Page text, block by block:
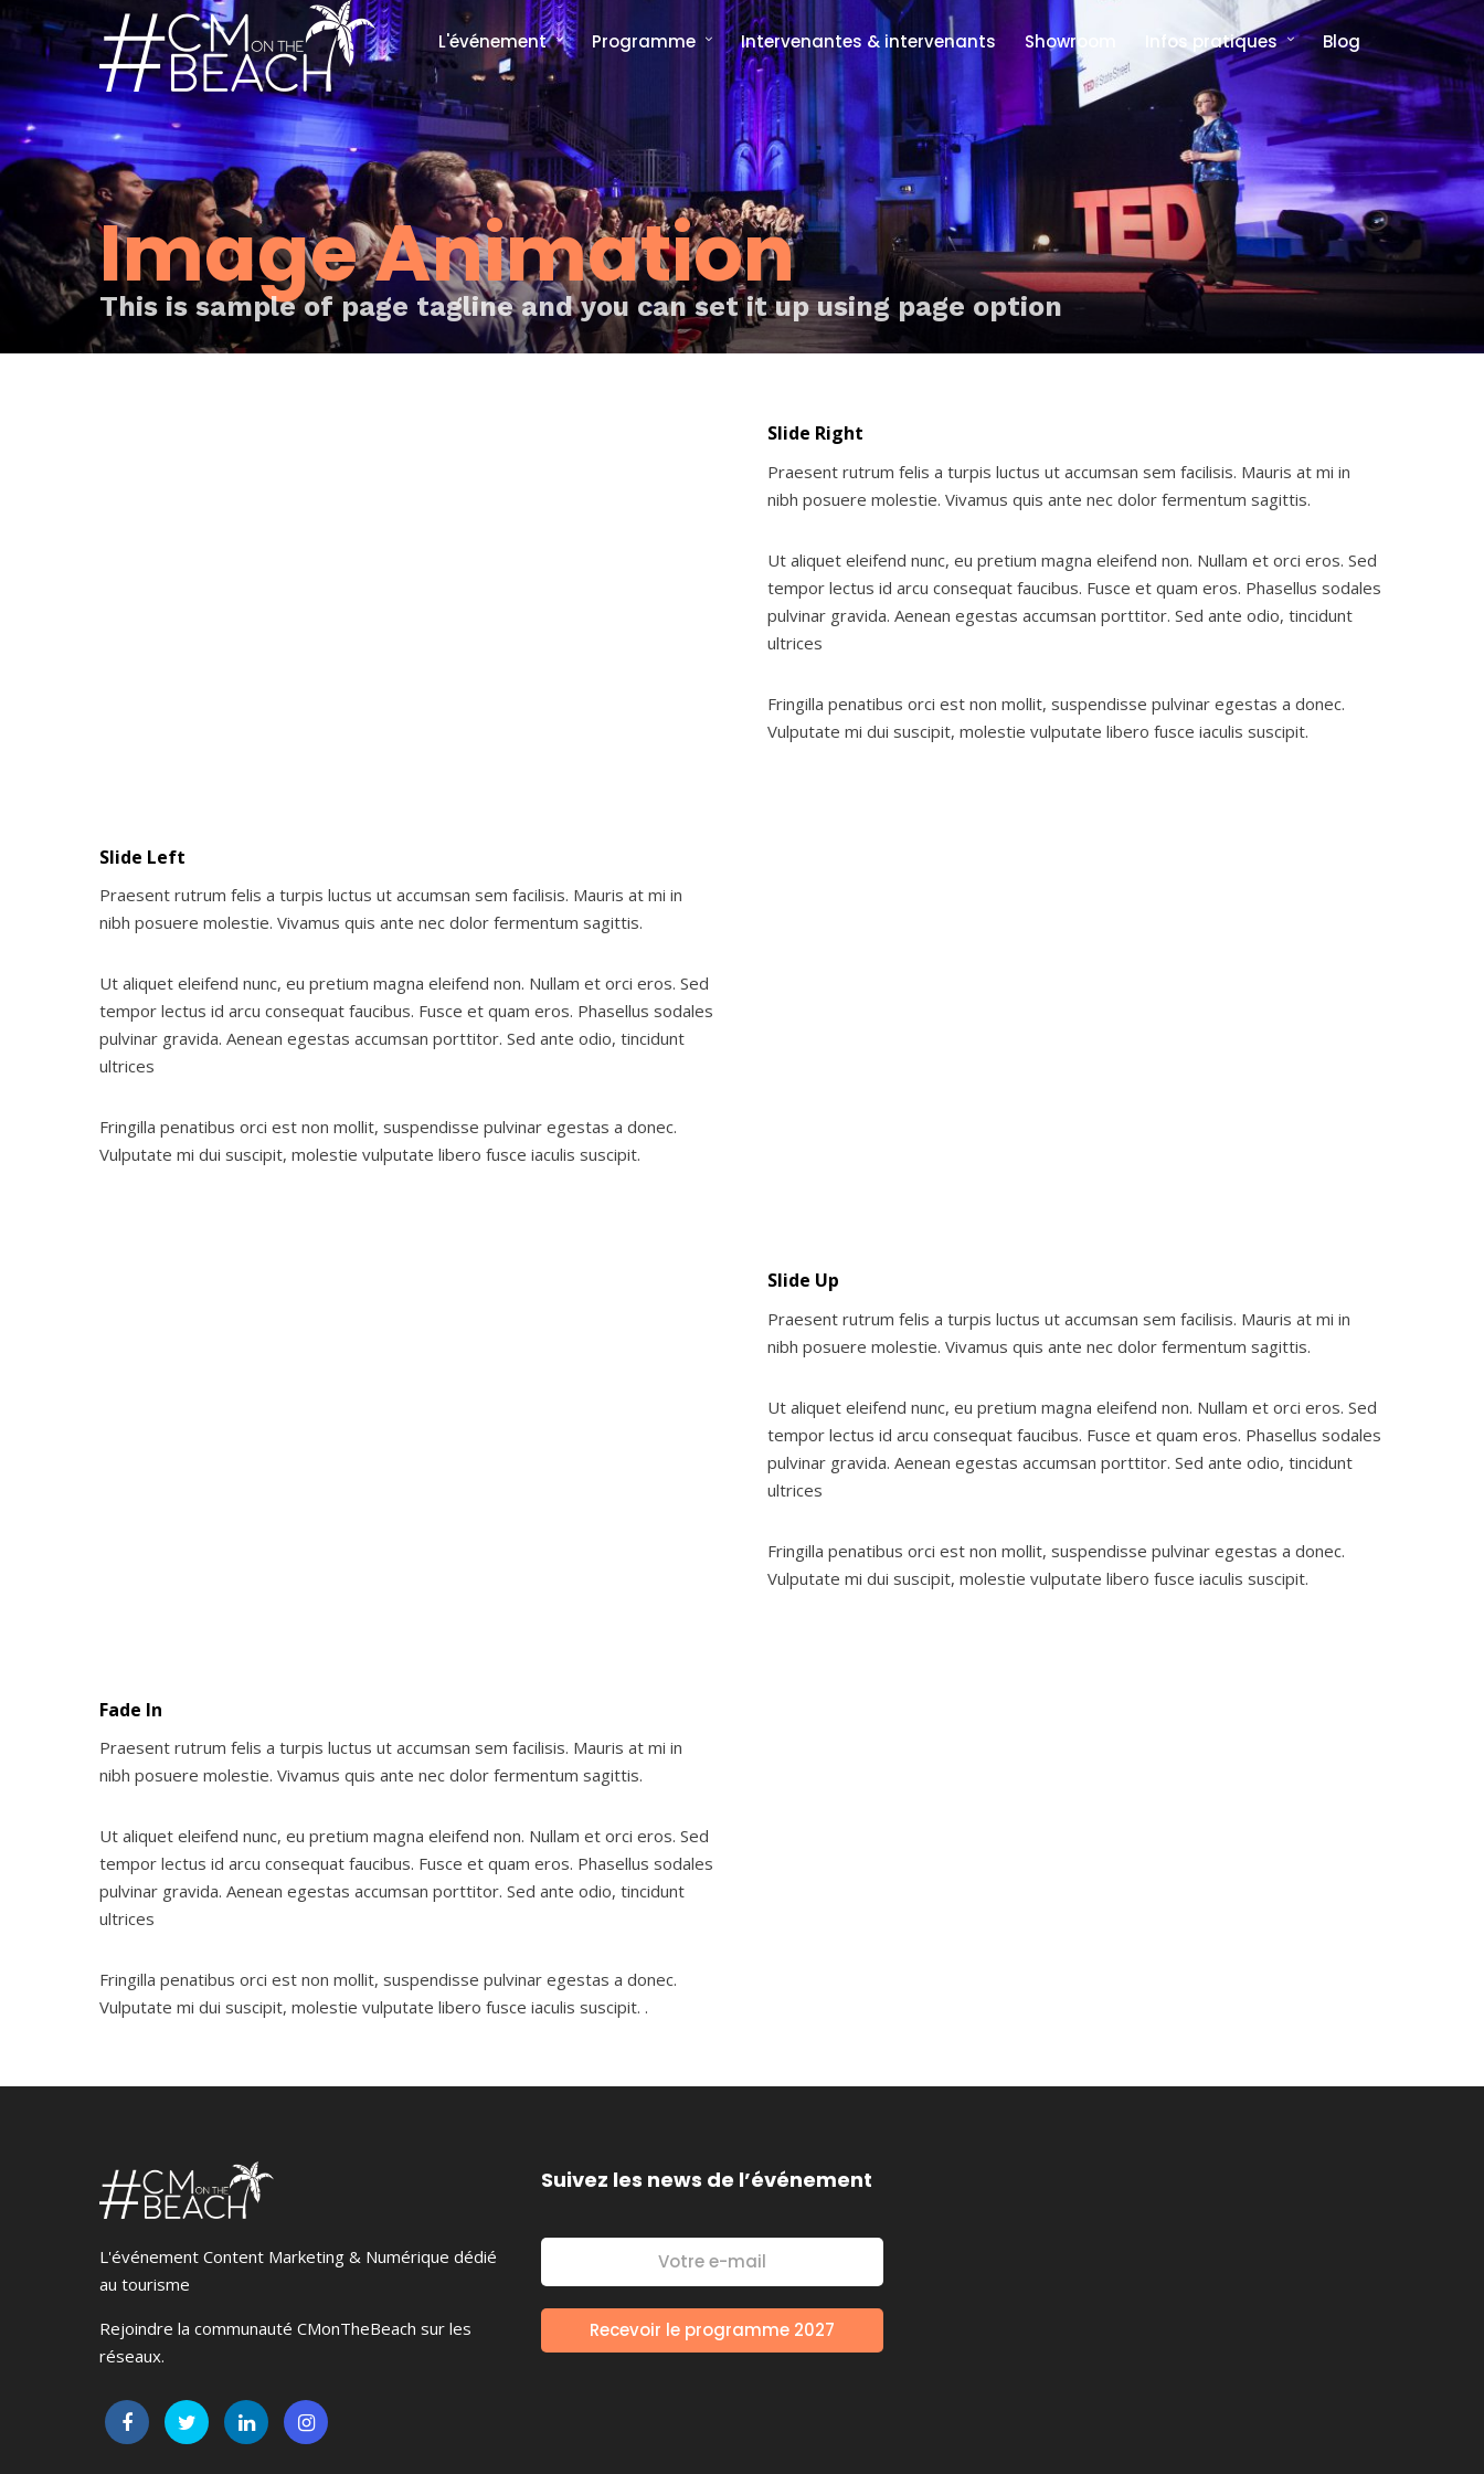
L'événement
Nos Partenaires en 2025
Nos engagements
Galeries photos
Programme
Programme complet
Les formats signatures
CMonTheBeach
L'Interview-Vérité
Speech on The Beach
Les replays de
CMonTheBeach
Les replays de l'édition 2021
Les replays de l'édition 2023
Les replays de l'édition 2025
Intervenantes & intervenants Showroom Infos pratiques
Comment venir et où dormir ?
Foire aux questions
Blog
Image Animation
This is sample of page tagline and you can set it up using page option
Slide Right
Praesent rutrum felis a turpis luctus ut accumsan sem facilisis. Mauris at mi in
nibh posuere molestie. Vivamus quis ante nec dolor fermentum sagittis.
Ut aliquet eleifend nunc, eu pretium magna eleifend non. Nullam et orci eros. Sed
tempor lectus id arcu consequat faucibus. Fusce et quam eros. Phasellus sodales
pulvinar gravida. Aenean egestas accumsan porttitor. Sed ante odio, tincidunt
ultrices
Fringilla penatibus orci est non mollit, suspendisse pulvinar egestas a donec.
Vulputate mi dui suscipit, molestie vulputate libero fusce iaculis suscipit.
Slide Left
Praesent rutrum felis a turpis luctus ut accumsan sem facilisis. Mauris at mi in
nibh posuere molestie. Vivamus quis ante nec dolor fermentum sagittis.
Ut aliquet eleifend nunc, eu pretium magna eleifend non. Nullam et orci eros. Sed
tempor lectus id arcu consequat faucibus. Fusce et quam eros. Phasellus sodales
pulvinar gravida. Aenean egestas accumsan porttitor. Sed ante odio, tincidunt
ultrices
Fringilla penatibus orci est non mollit, suspendisse pulvinar egestas a donec.
Vulputate mi dui suscipit, molestie vulputate libero fusce iaculis suscipit.
Slide Up
Praesent rutrum felis a turpis luctus ut accumsan sem facilisis. Mauris at mi in
nibh posuere molestie. Vivamus quis ante nec dolor fermentum sagittis.
Ut aliquet eleifend nunc, eu pretium magna eleifend non. Nullam et orci eros. Sed
tempor lectus id arcu consequat faucibus. Fusce et quam eros. Phasellus sodales
pulvinar gravida. Aenean egestas accumsan porttitor. Sed ante odio, tincidunt
ultrices
Fringilla penatibus orci est non mollit, suspendisse pulvinar egestas a donec.
Vulputate mi dui suscipit, molestie vulputate libero fusce iaculis suscipit.
Fade In
Praesent rutrum felis a turpis luctus ut accumsan sem facilisis. Mauris at mi in
nibh posuere molestie. Vivamus quis ante nec dolor fermentum sagittis.
Ut aliquet eleifend nunc, eu pretium magna eleifend non. Nullam et orci eros. Sed
tempor lectus id arcu consequat faucibus. Fusce et quam eros. Phasellus sodales
pulvinar gravida. Aenean egestas accumsan porttitor. Sed ante odio, tincidunt
ultrices
Fringilla penatibus orci est non mollit, suspendisse pulvinar egestas a donec.
Vulputate mi dui suscipit, molestie vulputate libero fusce iaculis suscipit. .
L'événement Content Marketing & Numérique dédié
au tourisme
Rejoindre la communauté CMonTheBeach sur les
réseaux.
Suivez les news de l’événement